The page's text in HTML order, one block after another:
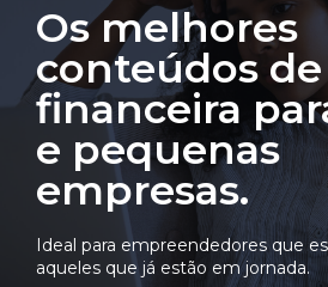
Os melhores
conteúdos
financeira
e pequenas
empresas.
Ideal para empreendedores que
aqueles que já estão em jornada.